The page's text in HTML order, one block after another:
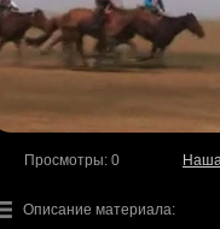
Просмотры: 0
Описание материала: